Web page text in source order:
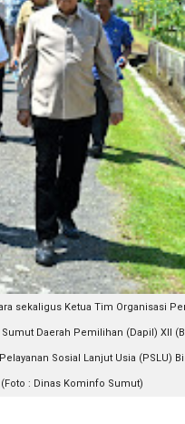
sekaligus Ketua Tim Organisasi
Daerah Pemilihan (Dapil) XII
Sosial Lanjut Usia (PSLU)
: Dinas Kominfo Sumut)